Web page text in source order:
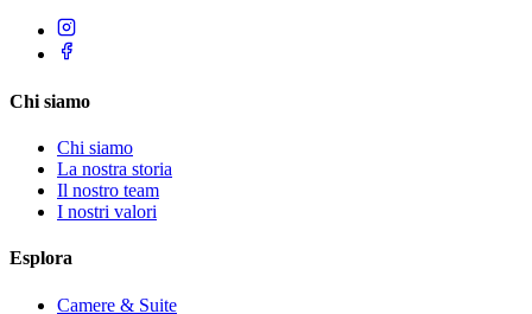
Chi siamo
Chi siamo
La nostra storia
Il nostro team
I nostri valori
Esplora
Camere & Suite